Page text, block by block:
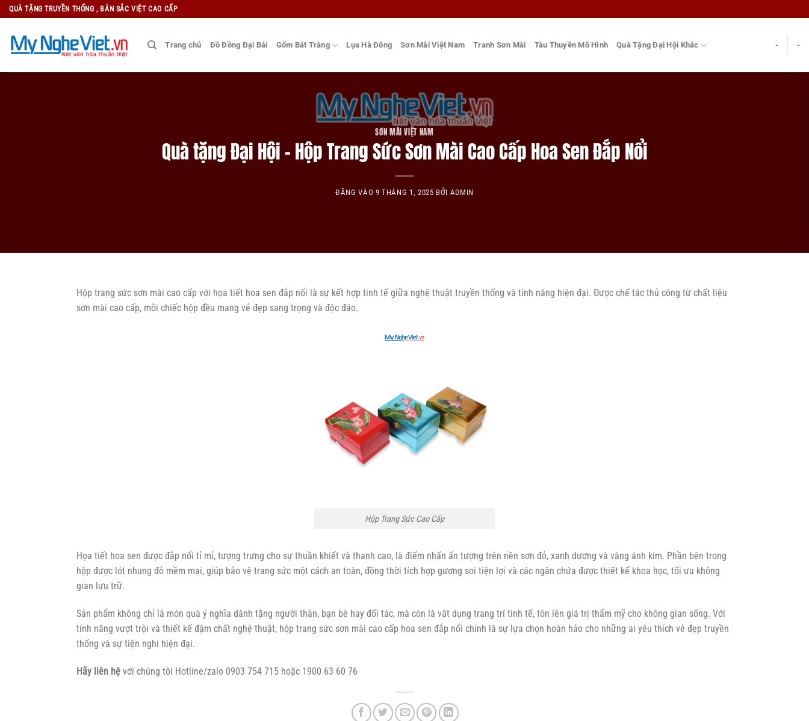
Bỏ
qua
nội
dung
QUÀ TẶNG TRUYỀN THỐNG , BẢN SẮC VIỆT CAO CẤP
Trang chủ Đồ Đồng Đại Bái Gốm Bát Tràng Lụa Hà Đông Sơn Mài Việt Nam Tranh Sơn Mài Tàu Thuyền Mô Hình Quà Tặng Đại Hội Khác - -
SƠN MÀI VIỆT NAM
Quà tặng Đại Hội – Hộp Trang Sức Sơn Mài Cao Cấp Hoa Sen Đắp Nổi
ĐĂNG VÀO 9 THÁNG 1, 2025 BỞI ADMIN
Hộp trang sức sơn mài cao cấp với họa tiết hoa sen đắp nổi là sự kết hợp tinh tế giữa nghệ thuật truyền thống và tính năng hiện đại. Được chế tác thủ công từ chất liệu
sơn mài cao cấp, mỗi chiếc hộp đều mang vẻ đẹp sang trọng và độc đáo.
Hộp Trang Sức Cao Cấp
Họa tiết hoa sen được đắp nổi tỉ mỉ, tượng trưng cho sự thuần khiết và thanh cao, là điểm nhấn ấn tượng trên nền sơn đỏ, xanh dương và vàng ánh kim. Phần bên trong
hộp được lót nhung đỏ mềm mại, giúp bảo vệ trang sức một cách an toàn, đồng thời tích hợp gương soi tiện lợi và các ngăn chứa được thiết kế khoa học, tối ưu không
gian lưu trữ.
Sản phẩm không chỉ là món quà ý nghĩa dành tặng người thân, bạn bè hay đối tác, mà còn là vật dụng trang trí tinh tế, tôn lên giá trị thẩm mỹ cho không gian sống. Với
tính năng vượt trội và thiết kế đậm chất nghệ thuật, hộp trang sức sơn mài cao cấp hoa sen đắp nổi chính là sự lựa chọn hoàn hảo cho những ai yêu thích vẻ đẹp truyền
thống và sự tiện nghi hiện đại.
Hãy liên hệ với chúng tôi Hotline/zalo 0903 754 715 hoặc 1900 63 60 76